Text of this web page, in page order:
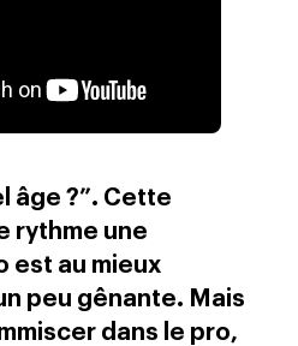
âge ?”. Cette
rythme une
est au mieux
peu gênante. Mais
dans le pro,